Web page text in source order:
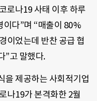
코로나19 사태 이후 하루
이다”며 “매출이 80%
이었는데 반찬 공급 협
”고 말했다.
을 제공하는 사회적기업
나19가 본격화한 2월